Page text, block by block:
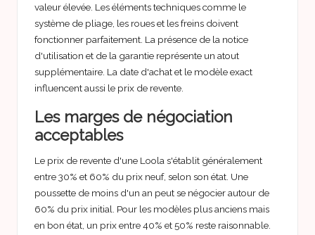
valeur élevée. Les éléments techniques comme le
système de pliage, les roues et les freins doivent
fonctionner parfaitement. La présence de la notice
d'utilisation et de la garantie représente un atout
supplémentaire. La date d'achat et le modèle exact
influencent aussi le prix de revente.
Les marges de négociation
acceptables
Le prix de revente d'une Loola s'établit généralement
entre 30% et 60% du prix neuf, selon son état. Une
poussette de moins d'un an peut se négocier autour de
60% du prix initial. Pour les modèles plus anciens mais
en bon état, un prix entre 40% et 50% reste raisonnable.